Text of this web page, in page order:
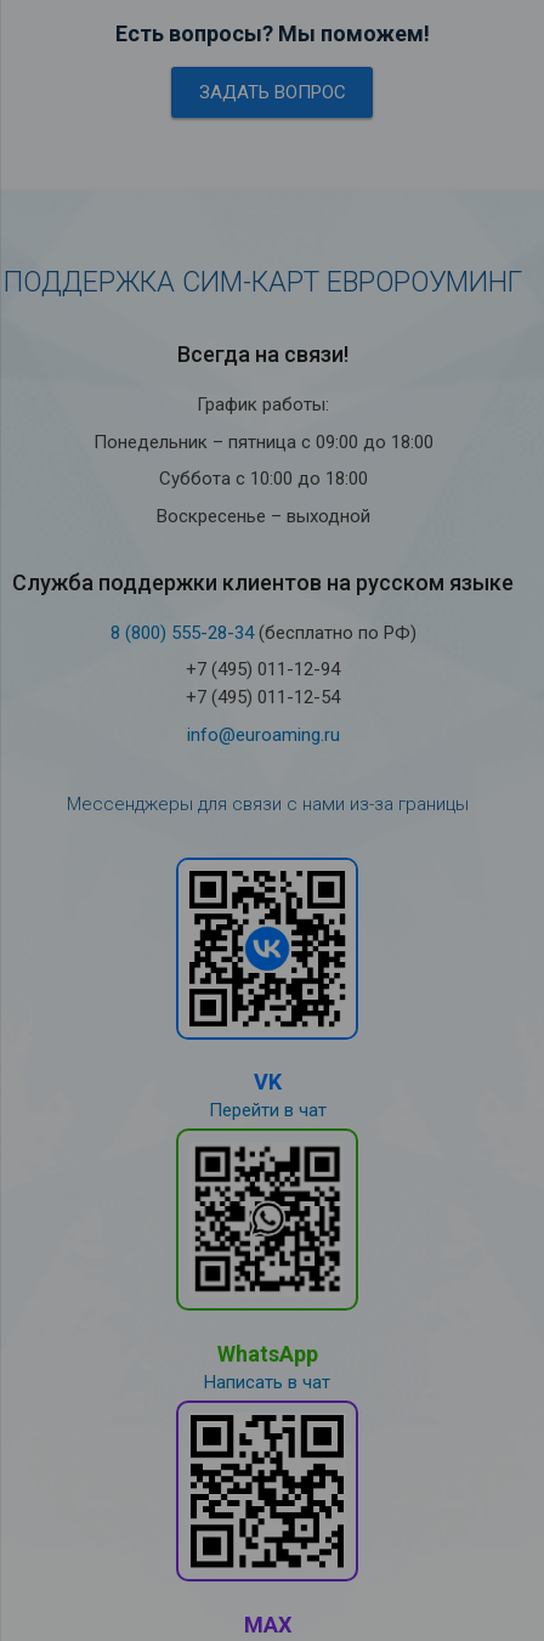
Есть вопросы? Мы поможем!
ЗАДАТЬ ВОПРОС
ПОДДЕРЖКА СИМ-КАРТ ЕВРОРОУМИНГ
Всегда на связи!
График работы:
Понедельник – пятница с 09:00 до 18:00
Суббота с 10:00 до 18:00
Воскресенье – выходной
Служба под­держки кли­ен­тов на рус­ском языке
8 (800) 555-28-34(бесплатно по РФ)
+7 (495) 011-12-94
+7 (495) 011-12-54
info@euroaming.ru
Мессенджеры для связи с нами из-за границы
VK
Перейти в чат
WhatsApp
Написать в чат
MAX